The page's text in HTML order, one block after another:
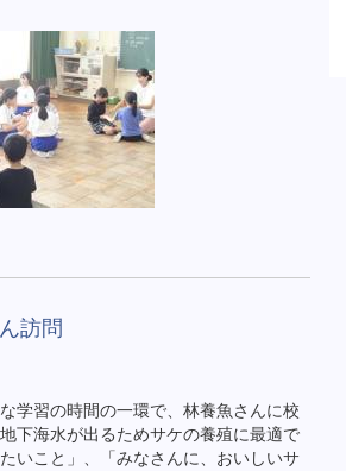
訪問
学習の時間の一環で、林養魚さんに校
下海水が出るためサケの養殖に最適で
いこと」、「みなさんに、おいしいサ